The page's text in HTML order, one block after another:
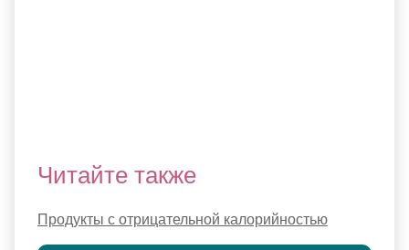
Читайте также
Продукты с отрицательной калорийностью